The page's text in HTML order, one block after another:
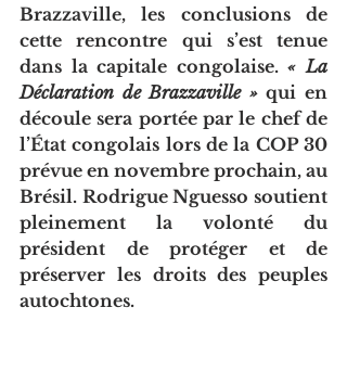
Brazzaville, les conclusions de
cette rencontre qui s’est tenue
dans la capitale congolaise. « La
Déclaration de Brazzaville » qui en
découle sera portée par le chef de
l’État congolais lors de la COP 30
prévue en novembre prochain, au
Brésil. Rodrigue Nguesso soutient
pleinement la volonté du
président de protéger et de
préserver les droits des peuples
autochtones.